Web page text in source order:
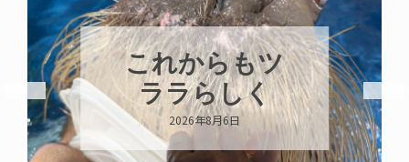
ハロー’s
Birthday!!!
2026年8月6日